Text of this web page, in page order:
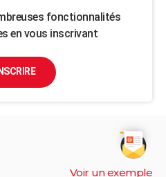
fonctionnalités
en vous inscrivant
Voir un exemple